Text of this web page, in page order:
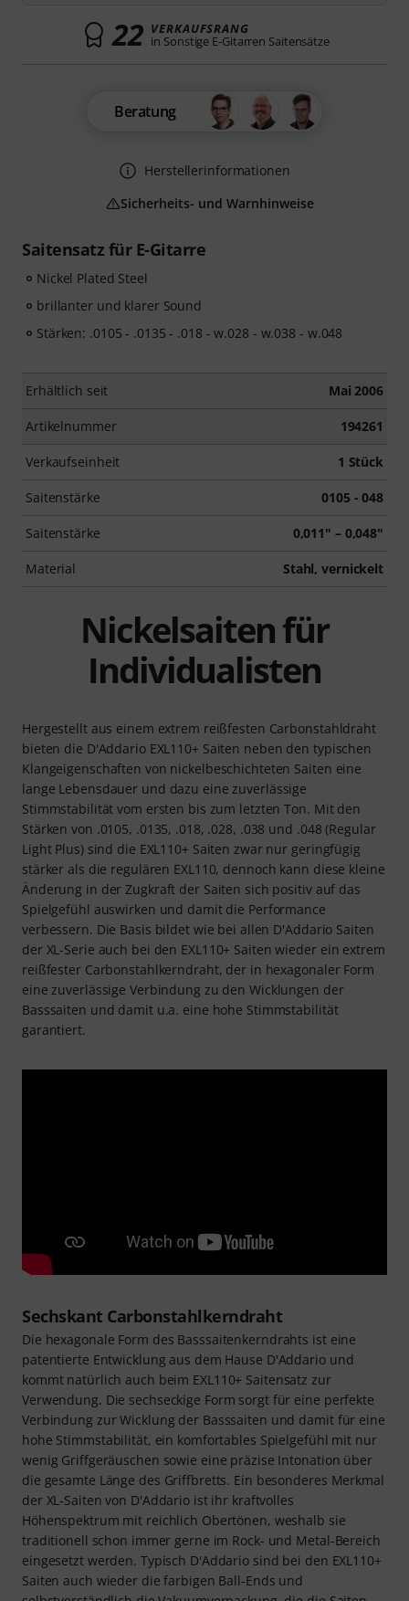
Saitensatz für E-Gitarre
Nickel Plated Steel
brillanter und klarer Sound
Stärken: .0105 - .0135 - .018 - w.028 - w.038 - w.048
Erhältlich seit Mai 2006
Artikelnummer 194261
Verkaufseinheit 1 Stück
Saitenstärke 0105 - 048
Saitenstärke 0,011" – 0,048"
Material Stahl, vernickelt
22 VERKAUFSRANG
in Sonstige E-Gitarren Saitensätze
Beratung
Herstellerinformationen
Sicherheits- und Warnhinweise
Nickelsaiten für
Individualisten
Hergestellt aus einem extrem reißfesten Carbonstahldraht
bieten die D'Addario EXL110+ Saiten neben den typischen
Klangeigenschaften von nickelbeschichteten Saiten eine
lange Lebensdauer und dazu eine zuverlässige
Stimmstabilität vom ersten bis zum letzten Ton. Mit den
Stärken von .0105, .0135, .018, .028, .038 und .048 (Regular
Light Plus) sind die EXL110+ Saiten zwar nur geringfügig
stärker als die regulären EXL110, dennoch kann diese kleine
Änderung in der Zugkraft der Saiten sich positiv auf das
Spielgefühl auswirken und damit die Performance
verbessern. Die Basis bildet wie bei allen D'Addario Saiten
der XL-Serie auch bei den EXL110+ Saiten wieder ein extrem
reißfester Carbonstahlkerndraht, der in hexagonaler Form
eine zuverlässige Verbindung zu den Wicklungen der
Basssaiten und damit u.a. eine hohe Stimmstabilität
garantiert.
Sechskant Carbonstahlkerndraht
Die hexagonale Form des Basssaitenkerndrahts ist eine
patentierte Entwicklung aus dem Hause D'Addario und
kommt natürlich auch beim EXL110+ Saitensatz zur
Verwendung. Die sechseckige Form sorgt für eine perfekte
Verbindung zur Wicklung der Basssaiten und damit für eine
hohe Stimmstabilität, ein komfortables Spielgefühl mit nur
wenig Griffgeräuschen sowie eine präzise Intonation über
die gesamte Länge des Griffbretts. Ein besonderes Merkmal
der XL-Saiten von D'Addario ist ihr kraftvolles
Höhenspektrum mit reichlich Obertönen, weshalb sie
traditionell schon immer gerne im Rock- und Metal-Bereich
eingesetzt werden. Typisch D'Addario sind bei den EXL110+
Saiten auch wieder die farbigen Ball-Ends und